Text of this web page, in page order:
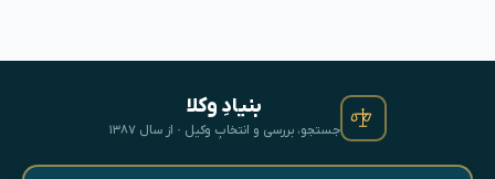
بنیادِ وکلا
جستجو، بررسی و انتخابِ وکیل · از سال ۱۳۸۷